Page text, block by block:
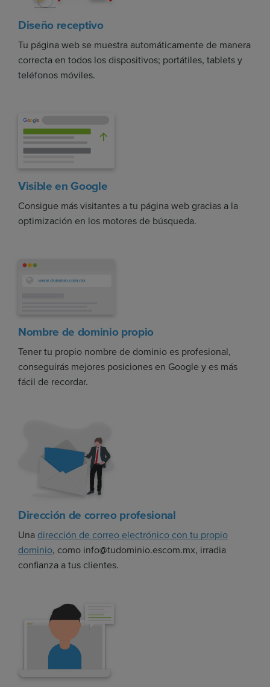
Diseño receptivo
Tu página web se muestra automáticamente de manera
correcta en todos los dispositivos; portátiles, tablets y
teléfonos móviles.
Visible en Google
Consigue más visitantes a tu página web gracias a la
optimización en los motores de búsqueda.
Nombre de dominio propio
Tener tu propio nombre de dominio es profesional,
conseguirás mejores posiciones en Google y es más
fácil de recordar.
Dirección de correo profesional
Una dirección de correo electrónico con tu propio
dominio, como info@tudominio.escom.mx, irradia
confianza a tus clientes.